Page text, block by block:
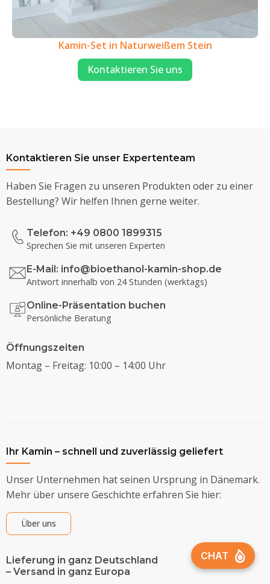
Kamin-Set in Naturweißem Stein
Kontaktieren Sie uns
Kontaktieren Sie unser Expertenteam
Haben Sie Fragen zu unseren Produkten oder zu einer
Bestellung? Wir helfen Ihnen gerne weiter.
Telefon: +49 0800 1899315
Sprechen Sie mit unseren Experten
E-Mail: info@bioethanol-kamin-shop.de
Antwort innerhalb von 24 Stunden (werktags)
Online-Präsentation buchen
Persönliche Beratung
Öffnungszeiten
Montag – Freitag: 10:00 – 14:00 Uhr
Ihr Kamin – schnell und zuverlässig geliefert
Unser Unternehmen hat seinen Ursprung in Dänemark.
Mehr über unsere Geschichte erfahren Sie hier:
Über uns
Lieferung in ganz Deutschland
– Versand in ganz Europa